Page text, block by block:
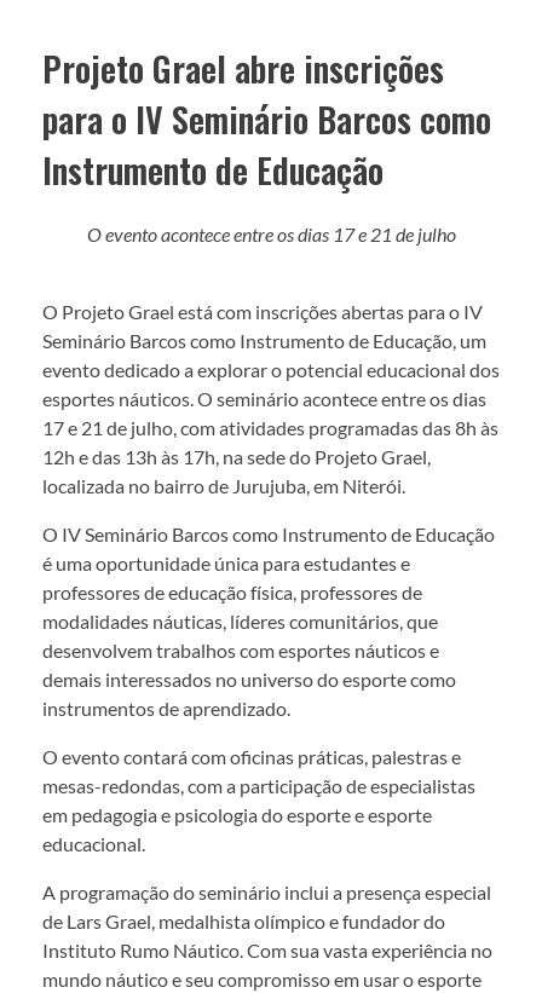
Projeto Grael abre inscrições
para o IV Seminário Barcos como
Instrumento de Educação
O evento acontece entre os dias 17 e 21 de julho
O Projeto Grael está com inscrições abertas para o IV
Seminário Barcos como Instrumento de Educação, um
evento dedicado a explorar o potencial educacional dos
esportes náuticos. O seminário acontece entre os dias
17 e 21 de julho, com atividades programadas das 8h às
12h e das 13h às 17h, na sede do Projeto Grael,
localizada no bairro de Jurujuba, em Niterói.
O IV Seminário Barcos como Instrumento de Educação
é uma oportunidade única para estudantes e
professores de educação física, professores de
modalidades náuticas, líderes comunitários, que
desenvolvem trabalhos com esportes náuticos e
demais interessados no universo do esporte como
instrumentos de aprendizado.
O evento contará com oficinas práticas, palestras e
mesas-redondas, com a participação de especialistas
em pedagogia e psicologia do esporte e esporte
educacional.
A programação do seminário inclui a presença especial
de Lars Grael, medalhista olímpico e fundador do
Instituto Rumo Náutico. Com sua vasta experiência no
mundo náutico e seu compromisso em usar o esporte